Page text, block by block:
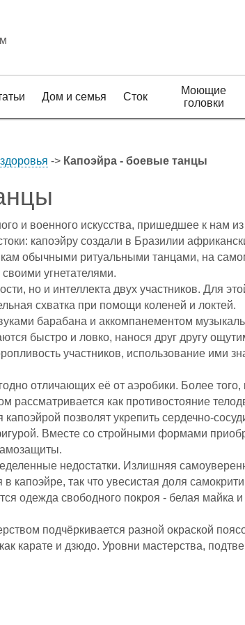
Дом и семья Сток
Моющие
головки
-> Капоэйра - боевые танцы
и военного искусства, пришедшее к нам
капоэйру создали в Бразилии
обычными ритуальными танцами, на
угнетателями.
но и интеллекта двух участников. Для
схватка при помощи коленей и локтей.
барабана и аккомпанементом
быстро и ловко, нанося друг другу
участников, использование ими
отличающих её от аэробики. Более
рассматривается как противостояние
позволят укрепить сердечно-
Вместе со стройными формами
недостатки. Излишняя
капоэйре, так что увесистая доля
одежда свободного покроя - белая майка
подчёркивается разной окраской
как карате и дзюдо. Уровни мастерства,